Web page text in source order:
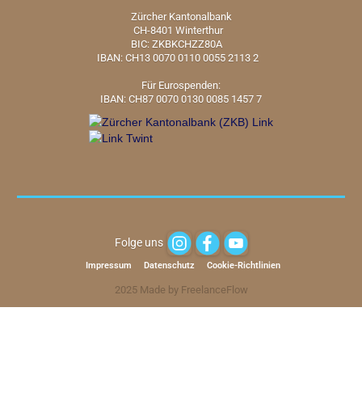
Zürcher Kantonalbank
CH-8401 Winterthur
BIC: ZKBKCHZZ80A
IBAN: CH13 0070 0110 0055 2113 2
Für Eurospenden:
IBAN: CH87 0070 0130 0085 1457 7
2025 Made by FreelanceFlow
Impressum Datenschutz Cookie-Richtlinien
Folge uns